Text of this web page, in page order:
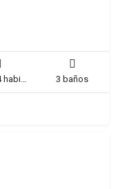
3 baños